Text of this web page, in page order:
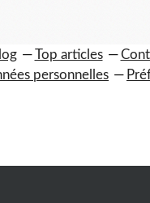
Top articles
personnelles